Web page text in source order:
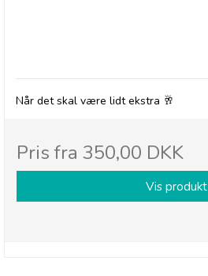
Når det skal være lidt ekstra 🥂
Pris fra 350,00 DKK
Vis produkt